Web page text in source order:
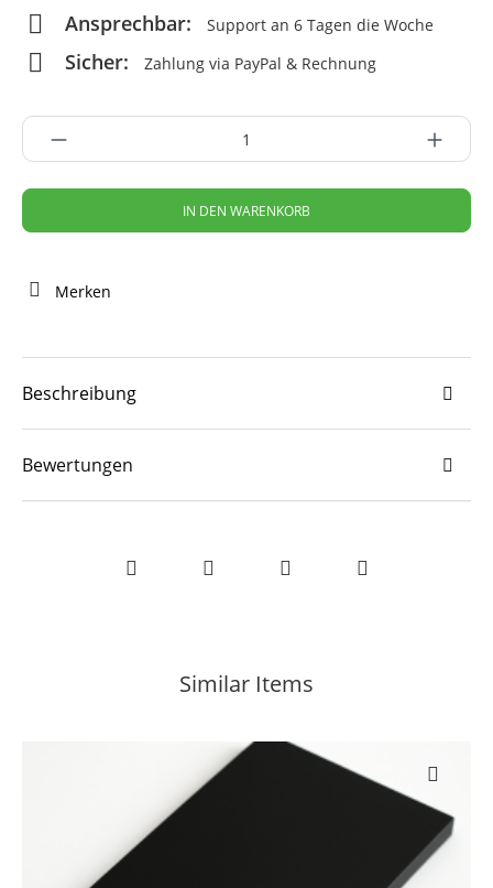
Ansprechbar: Support an 6 Tagen die Woche
Sicher: Zahlung via PayPal & Rechnung
IN DEN WARENKORB
Merken
Beschreibung
Bewertungen
Similar Items